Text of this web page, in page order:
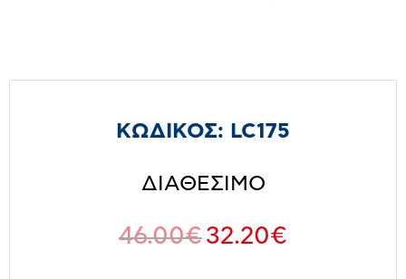
ΚΩΔΙΚΟΣ: LC175
ΔΙΑΘΕΣΙΜΟ
46.00€32.20€